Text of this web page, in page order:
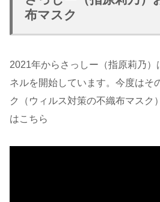
布マスク
2021年からさっしー（指原莉乃
ネルを開始しています。今度はそ
ク（ウィルス対策の不織布マスク
はこちら